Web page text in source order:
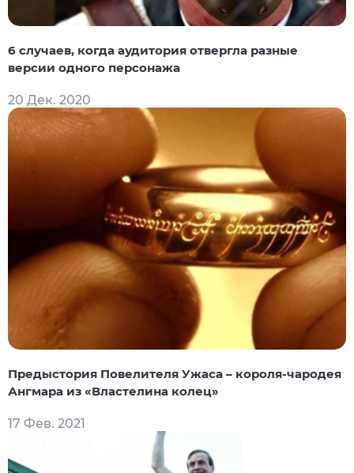
6 случаев, когда аудитория отвергла разные
версии одного персонажа
20 Дек. 2020
Предыстория Повелителя Ужаса – короля-чародея
Ангмара из «Властелина колец»
17 Фев. 2021